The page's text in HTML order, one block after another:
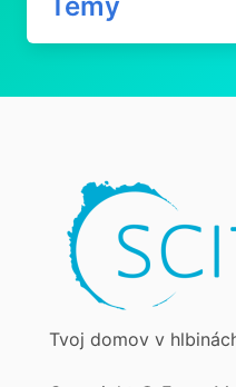
Tvoj domov v